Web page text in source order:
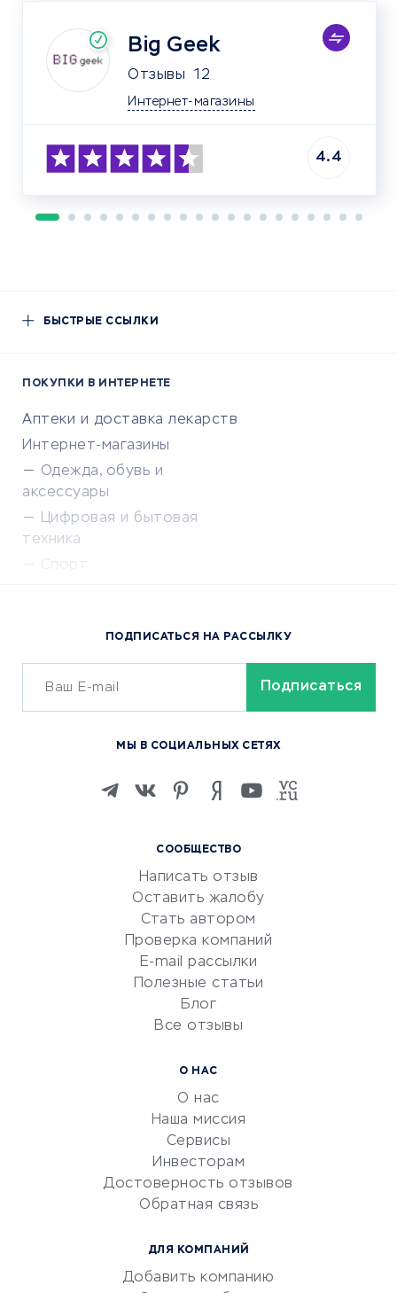
Big Geek
Отзывы 12
Интернет-магазины
4.4
БЫСТРЫЕ ССЫЛКИ
ПОКУПКИ В ИНТЕРНЕТЕ
Аптеки и доставка лекарств
Интернет-магазины
Одежда, обувь и
аксессуары
Цифровая и бытовая
техника
Спорт
Сервисы доставки
ОБУЧЕНИЕ И РАБОТА
Изучение иностранных
Маркетинг и продажи
Репетиторство
Красота и здоровье
Сервисы по поиску работы
Сетевой маркетинг
УСЛУГИ ДЛЯ БИЗНЕСА
документооборот
Юридические компании
Бухгалтерия онлайн
СООБЩЕСТВО
Написать отзыв
Оставить жалобу
Стать автором
Проверка компаний
E-mail рассылки
Полезные статьи
Блог
Все отзывы
О НАС
О нас
Наша миссия
Сервисы
Инвесторам
Достоверность отзывов
Обратная связь
ДЛЯ КОМПАНИЙ
Добавить компанию
ПОДПИСАТЬСЯ НА РАССЫЛКУ
МЫ В СОЦИАЛЬНЫХ СЕТЯХ